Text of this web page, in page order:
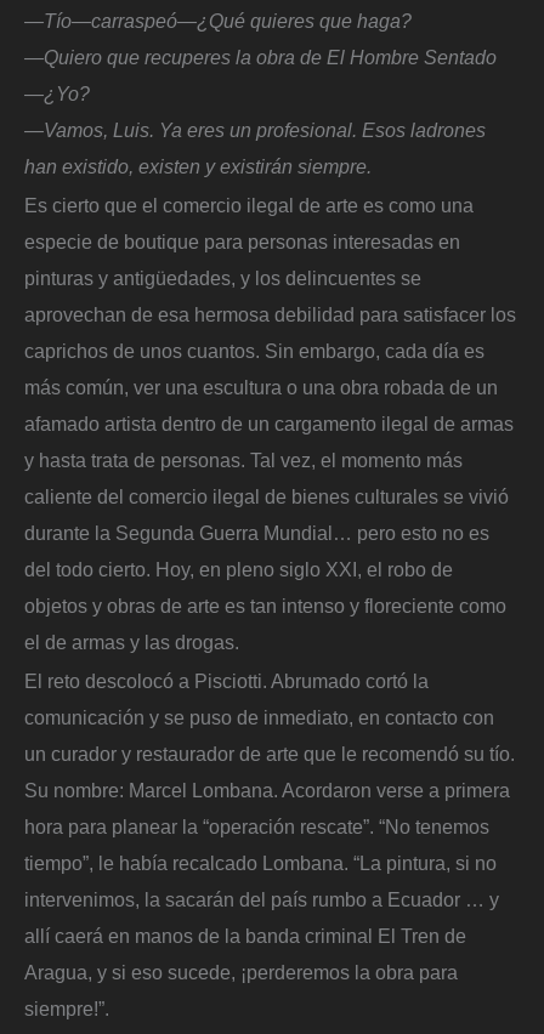
—Tío—carraspeó—¿Qué quieres que haga?
—Quiero que recuperes la obra de El Hombre Sentado
—¿Yo?
—Vamos, Luis. Ya eres un profesional. Esos ladrones
han existido, existen y existirán siempre.
Es cierto que el comercio ilegal de arte es como una
especie de boutique para personas interesadas en
pinturas y antigüedades, y los delincuentes se
aprovechan de esa hermosa debilidad para satisfacer los
caprichos de unos cuantos. Sin embargo, cada día es
más común, ver una escultura o una obra robada de un
afamado artista dentro de un cargamento ilegal de armas
y hasta trata de personas. Tal vez, el momento más
caliente del comercio ilegal de bienes culturales se vivió
durante la Segunda Guerra Mundial… pero esto no es
del todo cierto. Hoy, en pleno siglo XXI, el robo de
objetos y obras de arte es tan intenso y floreciente como
el de armas y las drogas.
El reto descolocó a Pisciotti. Abrumado cortó la
comunicación y se puso de inmediato, en contacto con
un curador y restaurador de arte que le recomendó su tío.
Su nombre: Marcel Lombana. Acordaron verse a primera
hora para planear la “operación rescate”. “No tenemos
tiempo”, le había recalcado Lombana. “La pintura, si no
intervenimos, la sacarán del país rumbo a Ecuador … y
allí caerá en manos de la banda criminal El Tren de
Aragua, y si eso sucede, ¡perderemos la obra para
siempre!”.